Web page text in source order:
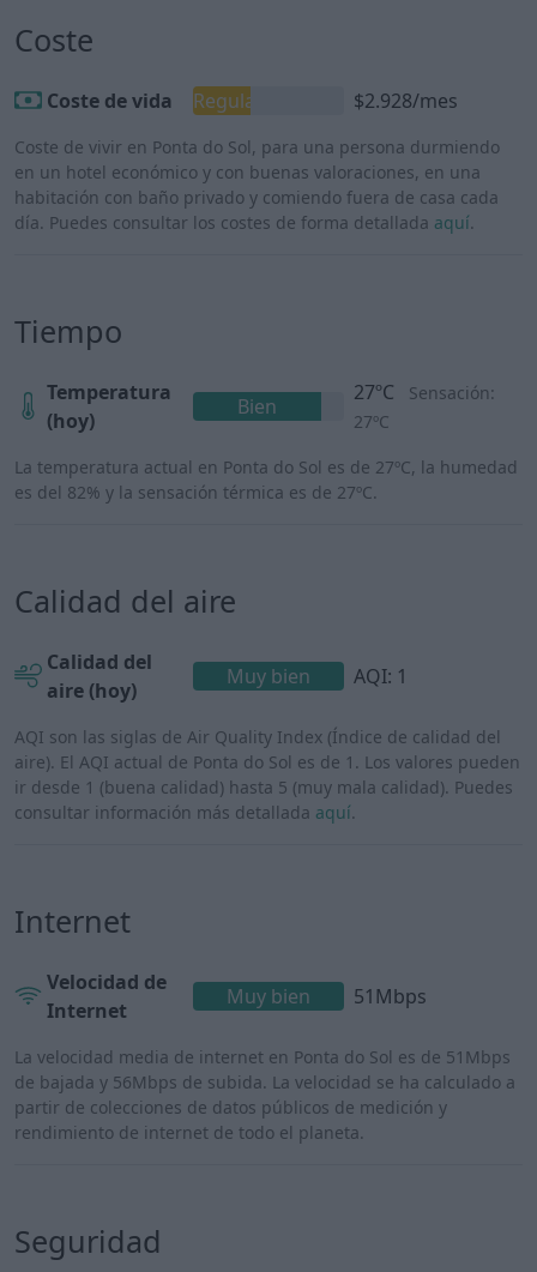
Coste
Coste de vida Regular $2.928/mes
Coste de vivir en Ponta do Sol, para una persona durmiendo
en un hotel económico y con buenas valoraciones, en una
habitación con baño privado y comiendo fuera de casa cada
día. Puedes consultar los costes de forma detallada aquí.
Tiempo
Temperatura
(hoy)
Bien
27ºC
Sensación:
27ºC
La temperatura actual en Ponta do Sol es de 27ºC, la humedad
es del 82% y la sensación térmica es de 27ºC.
Calidad del aire
Calidad del
aire (hoy)
Muy bien AQI: 1
AQI son las siglas de Air Quality Index (Índice de calidad del
aire). El AQI actual de Ponta do Sol es de 1. Los valores pueden
ir desde 1 (buena calidad) hasta 5 (muy mala calidad). Puedes
consultar información más detallada aquí.
Internet
Velocidad de
Internet
Muy bien 51Mbps
La velocidad media de internet en Ponta do Sol es de 51Mbps
de bajada y 56Mbps de subida. La velocidad se ha calculado a
partir de colecciones de datos públicos de medición y
rendimiento de internet de todo el planeta.
Seguridad